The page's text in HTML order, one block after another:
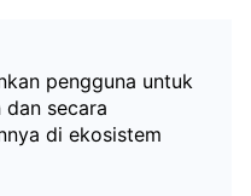
pengguna untuk
secara
di ekosistem